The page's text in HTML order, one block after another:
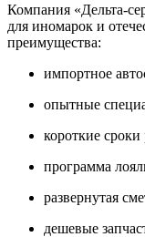
Компания «Дельта-
для иномарок и
преимущества:
импортное
опытные
короткие сроки
программа
развернутая
дешевые